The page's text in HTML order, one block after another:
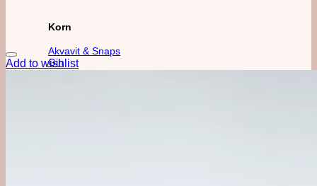
Korn
Akvavit & Snaps
Gin
Vodka
Add to wishlist